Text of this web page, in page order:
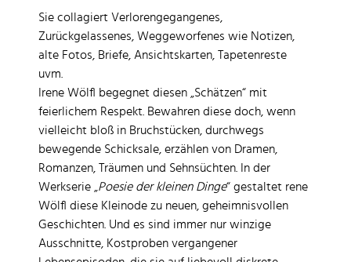
Sie collagiert Verlorengegangenes,
Zurückgelassenes, Weggeworfenes wie Notizen,
alte Fotos, Briefe, Ansichtskarten, Tapetenreste
uvm.
Irene Wölfl begegnet diesen „Schätzen“ mit
feierlichem Respekt. Bewahren diese doch, wenn
vielleicht bloß in Bruchstücken, durchwegs
bewegende Schicksale, erzählen von Dramen,
Romanzen, Träumen und Sehnsüchten. In der
Werkserie „Poesie der kleinen Dinge“ gestaltet rene
Wölfl diese Kleinode zu neuen, geheimnisvollen
Geschichten. Und es sind immer nur winzige
Ausschnitte, Kostproben vergangener